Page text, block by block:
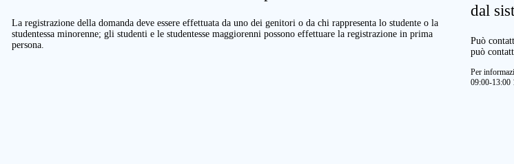
La registrazione della domanda deve essere effettuata da uno dei genitori o da chi rappresenta lo studente o la
studentessa minorenne; gli studenti e le studentesse maggiorenni possono effettuare la registrazione in prima
persona.
dal
Può
può
Per
09:00-13:00